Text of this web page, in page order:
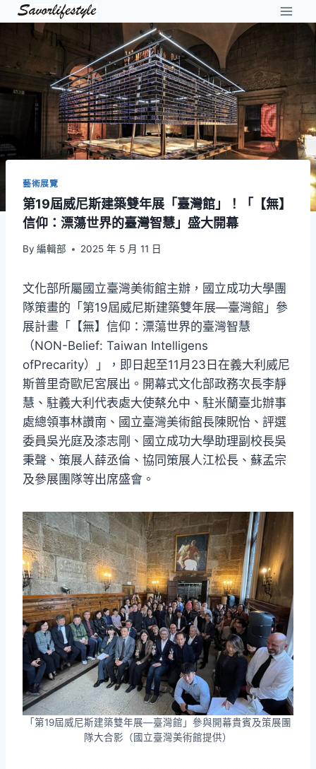
Skip
藝術展覽
第19屆威尼斯建築雙年展「臺灣館」！「【無】
信仰：漂蕩世界的臺灣智慧」盛大開幕
By 編輯部 2025 年 5 月 11 日
文化部所屬國立臺灣美術館主辦，國立成功大學團
隊策畫的「第19屆威尼斯建築雙年展—臺灣館」參
展計畫「【無】信仰：漂蕩世界的臺灣智慧
（NON-Belief: Taiwan Intelligens
ofPrecarity）」，即日起至11月23日在義大利威尼
斯普里奇歐尼宮展出。開幕式文化部政務次長李靜
慧、駐義大利代表處大使蔡允中、駐米蘭臺北辦事
處總領事林讚南、國立臺灣美術館長陳貺怡、評選
委員吳光庭及漆志剛、國立成功大學助理副校長吳
秉聲、策展人薛丞倫、協同策展人江松長、蘇孟宗
及參展團隊等出席盛會。
「第19屆威尼斯建築雙年展—臺灣館」參與開幕貴賓及策展團
隊大合影（國立臺灣美術館提供）